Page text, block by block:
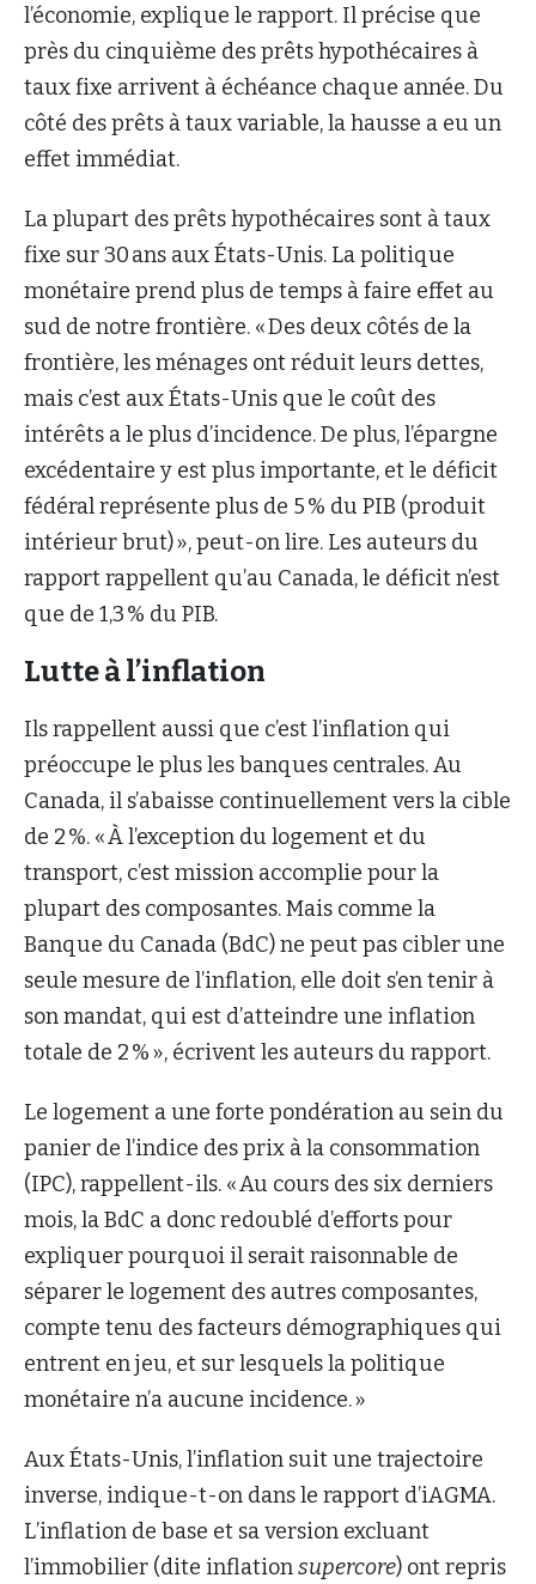
l’économie, explique le rapport. Il précise que
près du cinquième des prêts hypothécaires à
taux fixe arrivent à échéance chaque année. Du
côté des prêts à taux variable, la hausse a eu un
effet immédiat.
La plupart des prêts hypothécaires sont à taux
fixe sur 30 ans aux États-Unis. La politique
monétaire prend plus de temps à faire effet au
sud de notre frontière. « Des deux côtés de la
frontière, les ménages ont réduit leurs dettes,
mais c’est aux États-Unis que le coût des
intérêts a le plus d’incidence. De plus, l’épargne
excédentaire y est plus importante, et le déficit
fédéral représente plus de 5 % du PIB (produit
intérieur brut) », peut-on lire. Les auteurs du
rapport rappellent qu’au Canada, le déficit n’est
que de 1,3 % du PIB.
Lutte à l’inflation
Ils rappellent aussi que c’est l’inflation qui
préoccupe le plus les banques centrales. Au
Canada, il s’abaisse continuellement vers la cible
de 2 %. « À l’exception du logement et du
transport, c’est mission accomplie pour la
plupart des composantes. Mais comme la
Banque du Canada (BdC) ne peut pas cibler une
seule mesure de l’inflation, elle doit s’en tenir à
son mandat, qui est d’atteindre une inflation
totale de 2 % », écrivent les auteurs du rapport.
Le logement a une forte pondération au sein du
panier de l’indice des prix à la consommation
(IPC), rappellent-ils. « Au cours des six derniers
mois, la BdC a donc redoublé d’efforts pour
expliquer pourquoi il serait raisonnable de
séparer le logement des autres composantes,
compte tenu des facteurs démographiques qui
entrent en jeu, et sur lesquels la politique
monétaire n’a aucune incidence. »
Aux États-Unis, l’inflation suit une trajectoire
inverse, indique-t-on dans le rapport d’iAGMA.
L’inflation de base et sa version excluant
l’immobilier (dite inflationsupercore) ont repris